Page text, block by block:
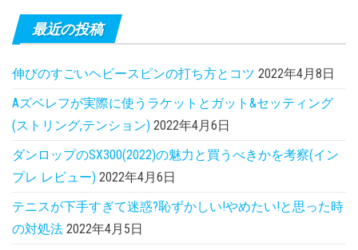
最近の投稿
伸びのすごいヘビースピンの打ち方とコツ 2022年4月8日
Aズベレフが実際に使うラケットとガット&セッティング
(ストリング,テンション) 2022年4月6日
ダンロップのSX300(2022)の魅力と買うべきかを考察(イン
プレ レビュー) 2022年4月6日
テニスが下手すぎて迷惑?恥ずかしい!やめたい!と思った時
の対処法 2022年4月5日